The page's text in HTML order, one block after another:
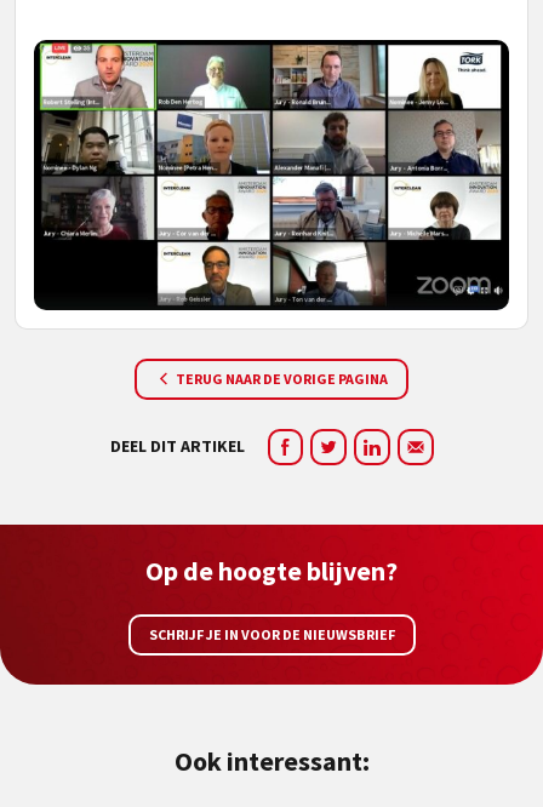
TERUG NAAR DE VORIGE PAGINA
DEEL DIT ARTIKEL
Op de hoogte blijven?
SCHRIJF JE IN VOOR DE NIEUWSBRIEF
Ook interessant: